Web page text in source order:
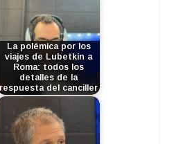
La polémica por los
viajes de Lubetkin a
Roma: todos los
detalles de la
respuesta del canciller